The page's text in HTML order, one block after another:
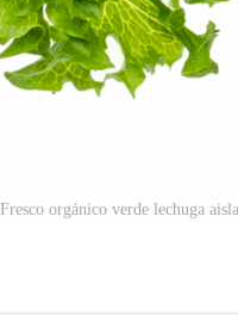
Fresco orgánico verde lechuga